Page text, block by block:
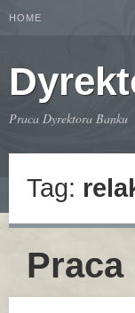
HOME
Praca Dyrektora Banku
Tag: